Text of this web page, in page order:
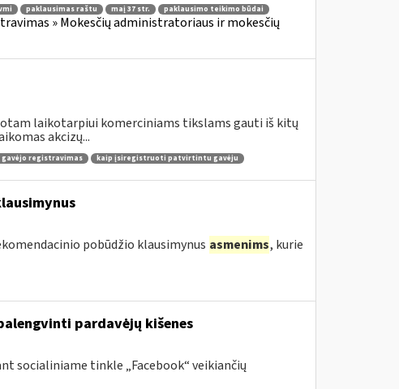
paklausimas raštu maį 37 str.
paklausimo teikimo būdai
» Mokesčių administratoriaus ir mokesčių
laikotarpiui komerciniams tikslams gauti iš kitų
akcizų...
registravimas kaip įsiregistruoti patvirtintu gavėju
pobūdžio klausimynus asmenims, kurie
pardavėjų kišenes
socialiniame tinkle „Facebook“ veikiančių